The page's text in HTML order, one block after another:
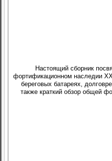
Настоящий сборник
фортификационном наследии
береговых батареях,
также краткий обзор общей